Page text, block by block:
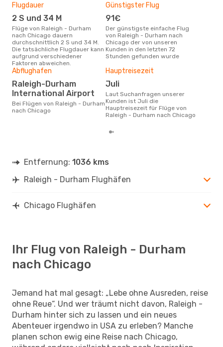
Flugdauer
2 S und 34 M
Flüge von Raleigh - Durham
nach Chicago dauern
durchschnittlich 2 S und 34 M.
Die tatsächliche Flugdauer kann
aufgrund verschiedener
Faktoren abweichen.
Günstigster Flug
91€
Der günstigste einfache Flug
von Raleigh - Durham nach
Chicago der von unseren
Kunden in den letzten 72
Stunden gefunden wurde
Abflughafen
Raleigh-Durham
International Airport
Bei Flügen von Raleigh - Durham
nach Chicago
Hauptreisezeit
Juli
Laut Suchanfragen unserer
Kunden ist Juli die
Hauptreisezeit für Flüge von
Raleigh - Durham nach Chicago
Entfernung: 1036 kms
Raleigh - Durham Flughäfen
Chicago Flughäfen
Ihr Flug von Raleigh - Durham
nach Chicago
Jemand hat mal gesagt: „Lebe ohne Ausreden, reise
ohne Reue“. Und wer träumt nicht davon, Raleigh -
Durham hinter sich zu lassen und ein neues
Abenteuer irgendwo in USA zu erleben? Manche
planen schon ewig eine Reise nach Chicago,